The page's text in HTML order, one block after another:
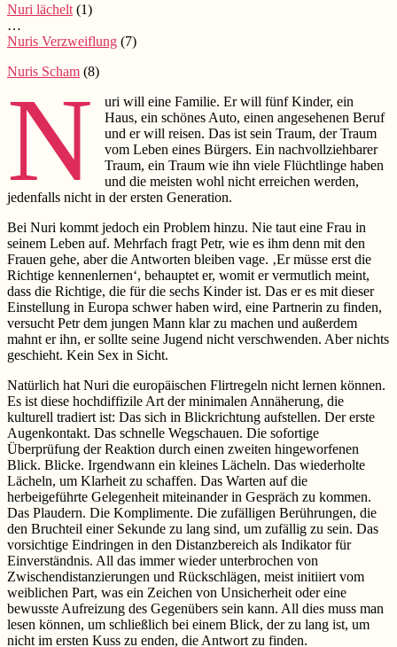
Nuri lächelt (1)
…
Nuris Verzweiflung (7)
Nuris Scham (8)
N
uri will eine Familie. Er will fünf Kinder, ein
Haus, ein schönes Auto, einen angesehenen Beruf
und er will reisen. Das ist sein Traum, der Traum
vom Leben eines Bürgers. Ein nachvollziehbarer
Traum, ein Traum wie ihn viele Flüchtlinge haben
und die meisten wohl nicht erreichen werden,
jedenfalls nicht in der ersten Generation.
Bei Nuri kommt jedoch ein Problem hinzu. Nie taut eine Frau in
seinem Leben auf. Mehrfach fragt Petr, wie es ihm denn mit den
Frauen gehe, aber die Antworten bleiben vage. ‚Er müsse erst die
Richtige kennenlernen‘, behauptet er, womit er vermutlich meint,
dass die Richtige, die für die sechs Kinder ist. Das er es mit dieser
Einstellung in Europa schwer haben wird, eine Partnerin zu finden,
versucht Petr dem jungen Mann klar zu machen und außerdem
mahnt er ihn, er sollte seine Jugend nicht verschwenden. Aber nichts
geschieht. Kein Sex in Sicht.
Natürlich hat Nuri die europäischen Flirtregeln nicht lernen können.
Es ist diese hochdiffizile Art der minimalen Annäherung, die
kulturell tradiert ist: Das sich in Blickrichtung aufstellen. Der erste
Augenkontakt. Das schnelle Wegschauen. Die sofortige
Überprüfung der Reaktion durch einen zweiten hingeworfenen
Blick. Blicke. Irgendwann ein kleines Lächeln. Das wiederholte
Lächeln, um Klarheit zu schaffen. Das Warten auf die
herbeigeführte Gelegenheit miteinander in Gespräch zu kommen.
Das Plaudern. Die Komplimente. Die zufälligen Berührungen, die
den Bruchteil einer Sekunde zu lang sind, um zufällig zu sein. Das
vorsichtige Eindringen in den Distanzbereich als Indikator für
Einverständnis. All das immer wieder unterbrochen von
Zwischendistanzierungen und Rückschlägen, meist initiiert vom
weiblichen Part, was ein Zeichen von Unsicherheit oder eine
bewusste Aufreizung des Gegenübers sein kann. All dies muss man
lesen können, um schließlich bei einem Blick, der zu lang ist, um
nicht im ersten Kuss zu enden, die Antwort zu finden.